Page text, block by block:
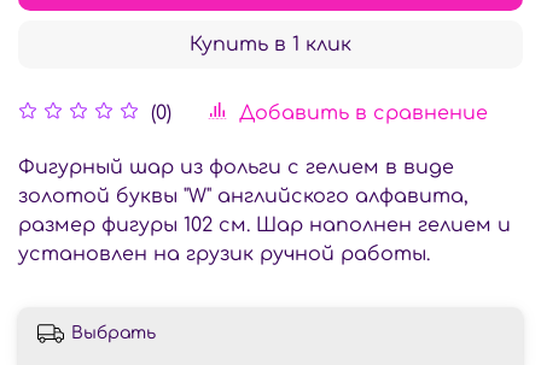
(0) Добавить в сравнение
Купить в 1 клик
Фигурный шар из фольги с гелием в виде
золотой буквы "W" английского алфавита,
размер фигуры 102 см. Шар наполнен гелием и
установлен на грузик ручной работы.
Выбрать